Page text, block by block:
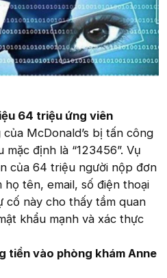
64 triệu ứng viên
McDonald’s bị tấn công
định là “123456”. Vụ
của 64 triệu người nộp đơn
tên, email, số điện thoại
cố này cho thấy tầm quan
khẩu mạnh và xác thực
tiền vào phòng khám Anne